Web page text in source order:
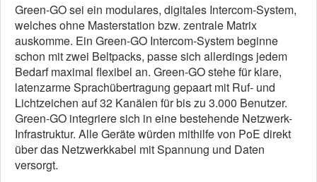
Green-GO sei ein modulares, digitales Intercom-System,
welches ohne Masterstation bzw. zentrale Matrix
auskomme. Ein Green-GO Intercom-System beginne
schon mit zwei Beltpacks, passe sich allerdings jedem
Bedarf maximal flexibel an. Green-GO stehe für klare,
latenzarme Sprachübertragung gepaart mit Ruf- und
Lichtzeichen auf 32 Kanälen für bis zu 3.000 Benutzer.
Green-GO integriere sich in eine bestehende Netzwerk-
Infrastruktur. Alle Geräte würden mithilfe von PoE direkt
über das Netzwerkkabel mit Spannung und Daten
versorgt.